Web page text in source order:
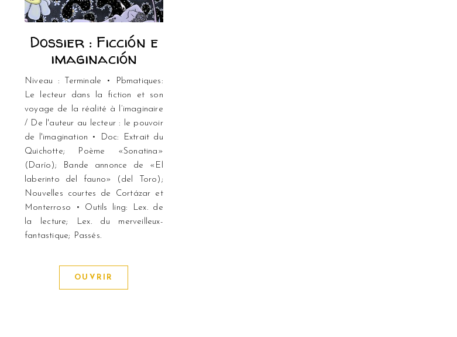
Dossier : Ficción e
imaginación
Niveau : Terminale • Pbmatiques:
Le lecteur dans la fiction et son
voyage de la réalité à l’imaginaire
/ De l'auteur au lecteur : le pouvoir
de l'imagination • Doc: Extrait du
Quichotte; Poème «Sonatina»
(Darío); Bande annonce de «El
laberinto del fauno» (del Toro);
Nouvelles courtes de Cortázar et
Monterroso • Outils ling: Lex. de
la lecture; Lex. du merveilleux-
fantastique; Passés.
OUVRIR